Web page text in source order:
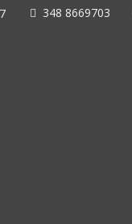
348 8669703